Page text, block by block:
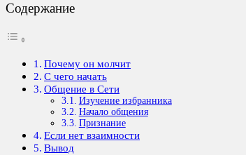
Содержание
Почему он молчит
С чего начать
Общение в Сети
Изучение избранника
Начало общения
Признание
Если нет взаимности
Вывод